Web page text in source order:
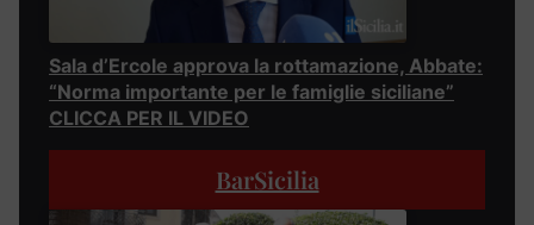
Sala d’Ercole approva la rottamazione, Abbate:
“Norma importante per le famiglie siciliane”
CLICCA PER IL VIDEO
BarSicilia